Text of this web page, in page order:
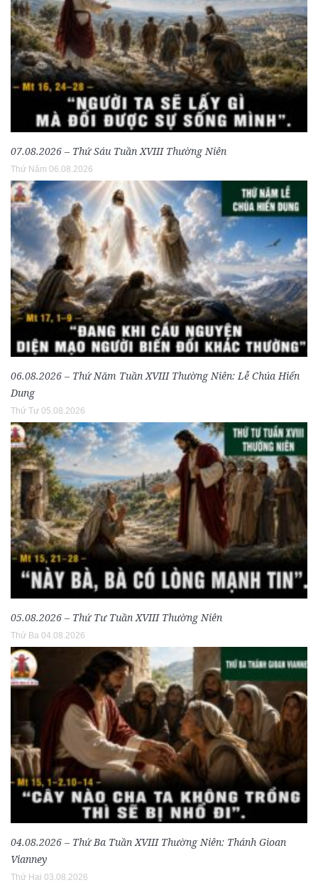
07.08.2026 – Thứ Sáu Tuần XVIII Thường Niên
Thứ Năm 06.08.2026
06.08.2026 – Thứ Năm Tuần XVIII Thường Niên: Lễ Chúa Hiển
Dung
Thứ Tư 05.08.2026
05.08.2026 – Thứ Tư Tuần XVIII Thường Niên
Thứ Ba 04.08.2026
04.08.2026 – Thứ Ba Tuần XVIII Thường Niên: Thánh Gioan
Vianney
Thứ Hai 03.08.2026